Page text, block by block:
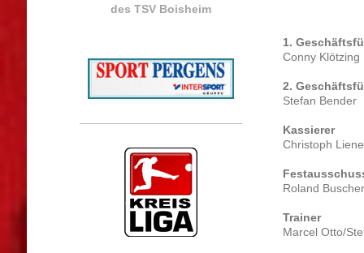
1.
Conny Klötzing
2.
Stefan Bender
Kassierer
Christoph
Roland
Trainer
Marcel Otto/
des TSV Boisheim